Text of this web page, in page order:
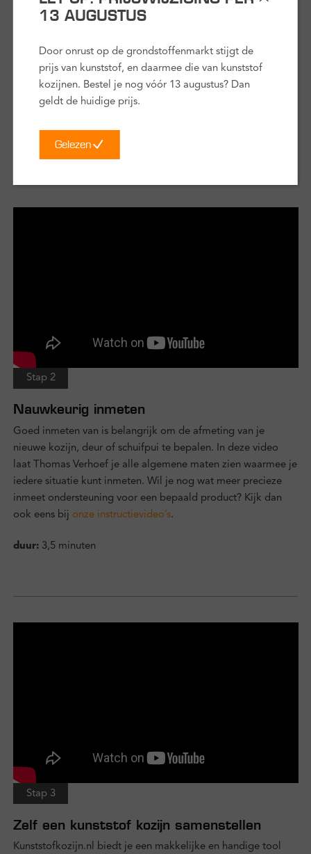
Voordat je begint is het handig om eerst te bepalen hoe je
komt te zien, maar ook op de afmetingen van jouw kozijn. Er
zijn verschillende methodes met ieder een eigen
moeilijkheidsgraad. Bekijk de korte film voor uitleg over de
verschillende methoden.
3,5 minuten
Stap 2
Nauwkeurig inmeten
Goed inmeten van is belangrijk om de afmeting van je
nieuwe kozijn, deur of schuifpui te bepalen. In deze video
laat Thomas Verhoef je alle algemene maten zien waarmee je
iedere situatie kunt inmeten. Wil je nog wat meer precieze
inmeet ondersteuning voor een bepaald product? Kijk dan
ook eens bij onze instructievideo’s.
duur:3,5 minuten
Stap 3
Zelf een kunststof kozijn samenstellen
Kunststofkozijn.nl biedt je een makkelijke en handige tool
13 AUGUSTUS
Door onrust op de grondstoffenmarkt stijgt de
prijs van kunststof, en daarmee die van kunststof
kozijnen. Bestel je nog vóór 13 augustus? Dan
geldt de huidige prijs.
Gelezen